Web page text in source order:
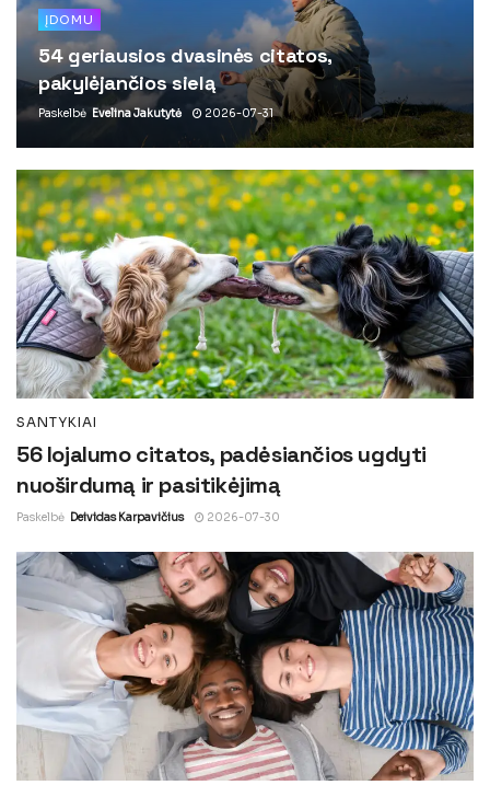
ĮDOMU
54 geriausios dvasinės citatos,
pakylėjančios sielą
Paskelbė Evelina Jakutytė 2026-07-31
SANTYKIAI
56 lojalumo citatos, padėsiančios ugdyti
nuoširdumą ir pasitikėjimą
Paskelbė Deividas Karpavičius 2026-07-30